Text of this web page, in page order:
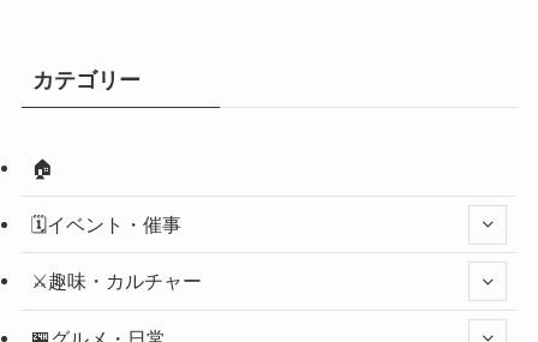
カテゴリー
🏠
🗓️イベント・催事
⚔️趣味・カルチャー